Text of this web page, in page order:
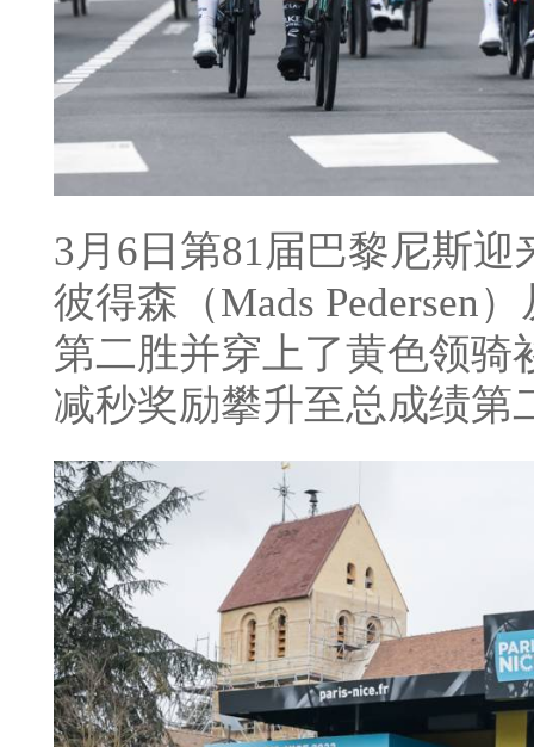
3月6日第81届巴黎尼斯迎
彼得森（Mads Pedersen
第二胜并穿上了黄色领骑
减秒奖励攀升至总成绩第